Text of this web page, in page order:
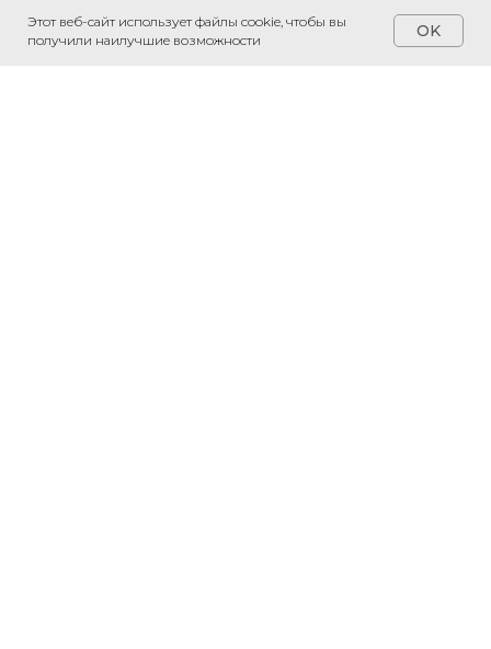
Этот веб-сайт использует файлы cookie, чтобы вы
получили наилучшие возможности
OK
Напишите мне